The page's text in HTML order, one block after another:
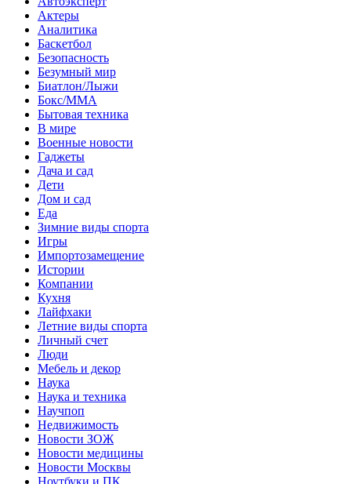
Актеры
Аналитика
Баскетбол
Безопасность
Безумный мир
Биатлон/Лыжи
Бокс/MMA
Бытовая техника
В мире
Военные новости
Гаджеты
Дача и сад
Дети
Дом и сад
Еда
Зимние виды спорта
Игры
Импортозамещение
Истории
Компании
Кухня
Лайфхаки
Летние виды спорта
Личный счет
Люди
Мебель и декор
Наука
Наука и техника
Научпоп
Недвижимость
Новости ЗОЖ
Новости медицины
Новости Москвы
Ноутбуки и ПК